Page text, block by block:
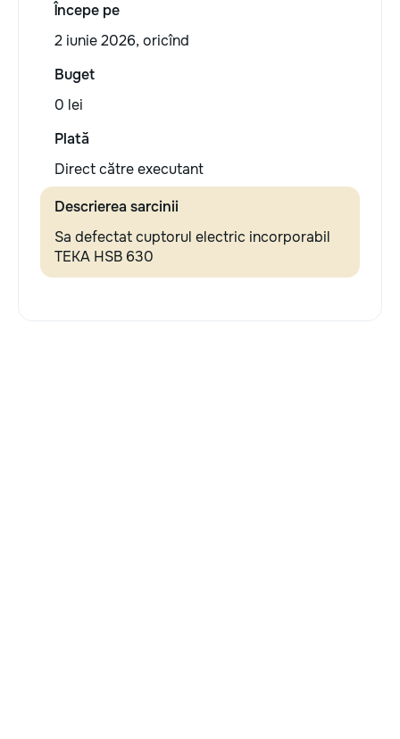
Începe pe
2 iunie 2026, oricînd
Buget
0 lei
Plată
Direct către executant
Descrierea sarcinii
Sa defectat cuptorul electric incorporabil
TEKA HSB 630